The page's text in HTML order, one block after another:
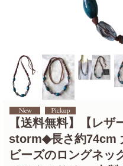
【送料無料】【レ
storm◆長さ約74cm
ビーズのロングネッ